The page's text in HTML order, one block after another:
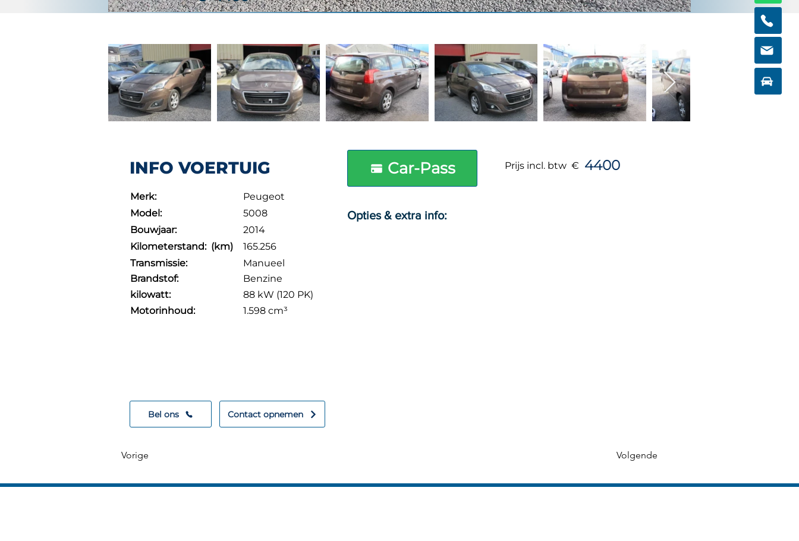
INFO VOERTUIG
Merk:
Peugeot
Model:
5008
Bouwjaar:
2014
Kilometerstand: (km)
165.256
Transmissie:
Manueel
Brandstof:
Benzine
kilowatt:
88 kW (120 PK)
Motorinhoud:
1.598 cm³
Bel ons Contact opnemen
Vorige
Car-Pass Prijs incl. btw € 4400
Opties & extra info:
Volgende